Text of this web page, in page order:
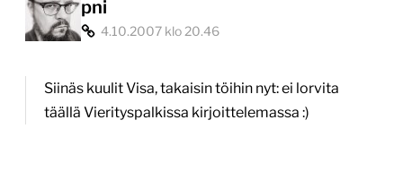
pni
4.10.2007 klo 20.46
Siinäs kuulit Visa, takaisin töihin nyt: ei lorvita
täällä Vierityspalkissa kirjoittelemassa :)